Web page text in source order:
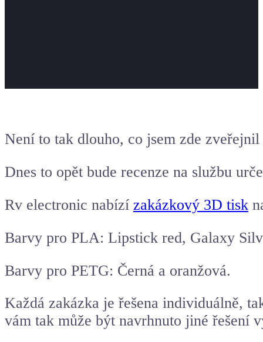
Není to tak dlouho, co jsem zde
Dnes to opět bude recenze na službu
Rv electronic nabízí zakázkový 3D tisk
Barvy pro PLA: Lipstick red, Galaxy
Barvy pro PETG: Černá a oranžová.
Každá zakázka je řešena individuálně,
vám tak může být navrhnuto jiné řešení